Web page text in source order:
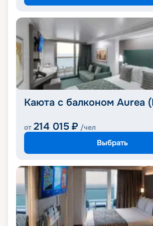
Каюта с балконом Aurea
от 214 015 ₽ /чел
Выбрать